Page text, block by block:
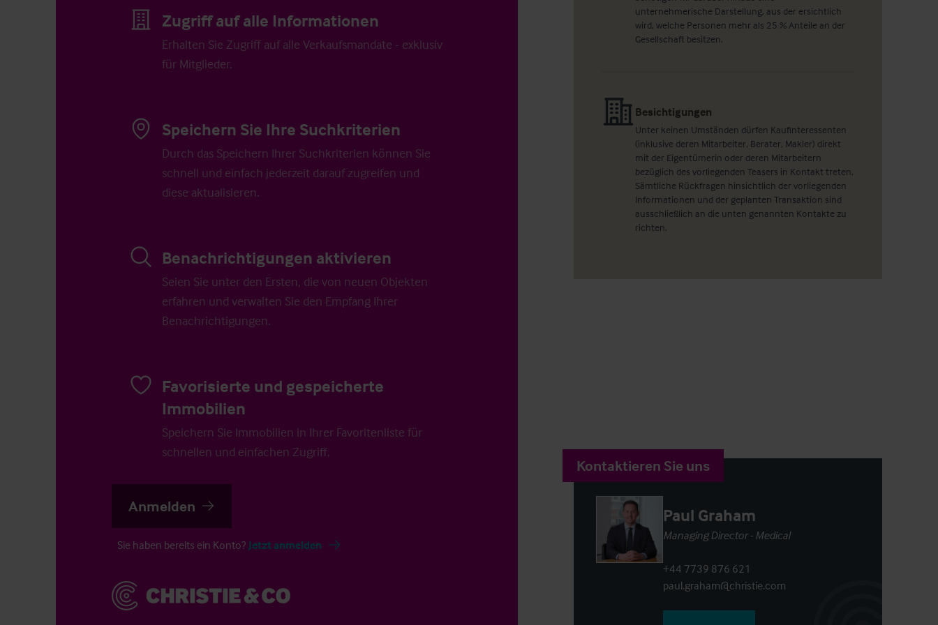
Zugriff auf alle Informationen
Erhalten Sie Zugriff auf alle Verkaufsmandate - exklusiv
für Mitglieder.
Speichern Sie Ihre Suchkriterien
Durch das Speichern Ihrer Suchkriterien können Sie
schnell und einfach jederzeit darauf zugreifen und
diese aktualisieren.
Benachrichtigungen aktivieren
Seien Sie unter den Ersten, die von neuen Objekten
erfahren und verwalten Sie den Empfang Ihrer
Benachrichtigungen.
Favorisierte und gespeicherte
Immobilien
Speichern Sie Immobilien in Ihrer Favoritenliste für
schnellen und einfachen Zugriff.
Anmelden
Sie haben bereits ein Konto? Jetzt anmelden
unternehmerische Darstellung, aus der ersichtlich
wird, welche Personen mehr als 25 % Anteile an der
Gesellschaft besitzen.
Besichtigungen
Unter keinen Umständen dürfen Kaufinteressenten
(inklusive deren Mitarbeiter, Berater, Makler) direkt
mit der Eigentümerin oder deren Mitarbeitern
bezüglich des vorliegenden Teasers in Kontakt treten.
Sämtliche Rückfragen hinsichtlich der vorliegenden
Informationen und der geplanten Transaktion sind
ausschließlich an die unten genannten Kontakte zu
richten.
Kontaktieren Sie uns
Paul Graham
Managing Director - Medical
+44 7739 876 621
paul.graham@christie.com